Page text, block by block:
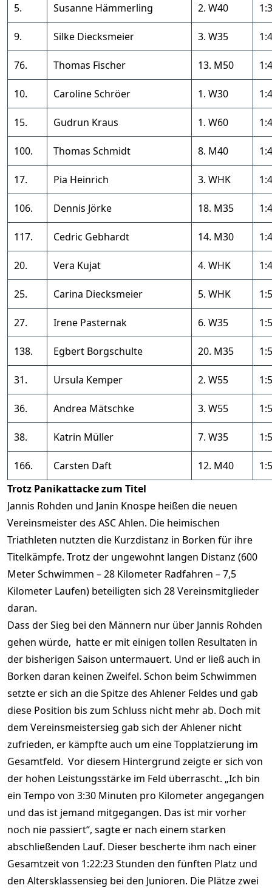
5. Susanne Hämmerling 2. W40
9. Silke Diecksmeier 3. W35
76. Thomas Fischer 13. M50
10. Caroline Schröer 1. W30
15. Gudrun Kraus 1. W60
100. Thomas Schmidt 8. M40
17. Pia Heinrich 3. WHK
106. Dennis Jörke 18. M35
117. Cedric Gebhardt 14. M30
20. Vera Kujat 4. WHK
25. Carina Diecksmeier 5. WHK
27. Irene Pasternak 6. W35
138. Egbert Borgschulte 20. M35
31. Ursula Kemper 2. W55
36. Andrea Mätschke 3. W55
38. Katrin Müller 7. W35
166. Carsten Daft 12. M40
Trotz Panikattacke zum Titel
Jannis Rohden und Janin Knospe heißen die neuen
Vereinsmeister des ASC Ahlen. Die heimischen
Triathleten nutzten die Kurzdistanz in Borken für ihre
Titelkämpfe. Trotz der ungewohnt langen Distanz (600
Meter Schwimmen – 28 Kilometer Radfahren – 7,5
Kilometer Laufen) beteiligten sich 28 Vereinsmitglieder
daran.
Dass der Sieg bei den Männern nur über Jannis Rohden
gehen würde, hatte er mit einigen tollen Resultaten in
der bisherigen Saison untermauert. Und er ließ auch in
Borken daran keinen Zweifel. Schon beim Schwimmen
setzte er sich an die Spitze des Ahlener Feldes und gab
diese Position bis zum Schluss nicht mehr ab. Doch mit
dem Vereinsmeistersieg gab sich der Ahlener nicht
zufrieden, er kämpfte auch um eine Topplatzierung im
Gesamtfeld. Vor diesem Hintergrund zeigte er sich von
der hohen Leistungsstärke im Feld überrascht. „Ich bin
ein Tempo von 3:30 Minuten pro Kilometer angegangen
und das ist jemand mitgegangen. Das ist mir vorher
noch nie passiert“, sagte er nach einem starken
abschließenden Lauf. Dieser bescherte ihm nach einer
Gesamtzeit von 1:22:23 Stunden den fünften Platz und
den Altersklassensieg bei den Junioren. Die Plätze zwei